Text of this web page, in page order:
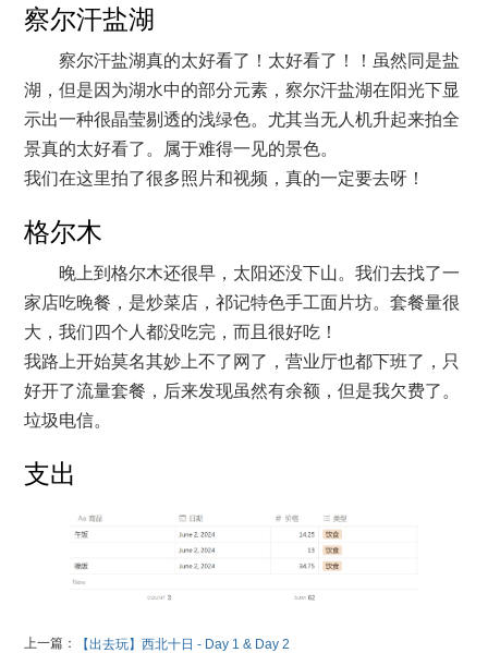
察尔汗盐湖
察尔汗盐湖真的太好看了！太好看了！！虽然同是盐
湖，但是因为湖水中的部分元素，察尔汗盐湖在阳光下显
示出一种很晶莹剔透的浅绿色。尤其当无人机升起来拍全
景真的太好看了。属于难得一见的景色。
我们在这里拍了很多照片和视频，真的一定要去呀！
格尔木
晚上到格尔木还很早，太阳还没下山。我们去找了一
家店吃晚餐，是炒菜店，祁记特色手工面片坊。套餐量很
大，我们四个人都没吃完，而且很好吃！
我路上开始莫名其妙上不了网了，营业厅也都下班了，只
好开了流量套餐，后来发现虽然有余额，但是我欠费了。
垃圾电信。
支出
上一篇： 【出去玩】西北十日 - Day 1 & Day 2